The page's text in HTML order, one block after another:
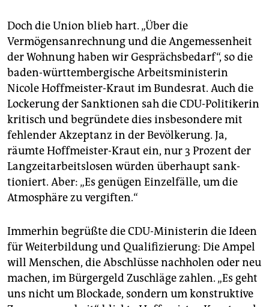
Doch die Union blieb hart. „Über die
Vermögensanrechnung und die Angemessenheit
der Wohnung haben wir Gesprächsbedarf“, so die
baden-württembergische Arbeitsministerin
Nicole Hoffmeister-Kraut im Bundesrat. Auch die
Lockerung der Sanktionen sah die CDU-Politikerin
kritisch und begründete dies insbesondere mit
fehlender Akzeptanz in der Bevölkerung. Ja,
räumte Hoffmeister-Kraut ein, nur 3 Prozent der
Langzeitarbeitslosen würden überhaupt sank­
tioniert. Aber: „Es genügen Einzelfälle, um die
Atmosphäre zu vergiften.“
Immerhin begrüßte die CDU-Ministerin die Ideen
für Weiterbildung und Qualifizierung: Die Ampel
will Menschen, die Abschlüsse nachholen oder neu
machen, im Bürgergeld Zuschläge zahlen. „Es geht
uns nicht um Blockade, sondern um konstruktive